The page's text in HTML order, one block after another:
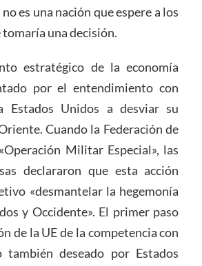
es una nación que espere a los
una decisión.
estratégico de la economía
por el entendimiento con
Estados Unidos a desviar su
Cuando la Federación de
Militar Especial», las
declararon que esta acción
«desmantelar la hegemonía
y Occidente». El primer paso
de la UE de la competencia con
también deseado por Estados